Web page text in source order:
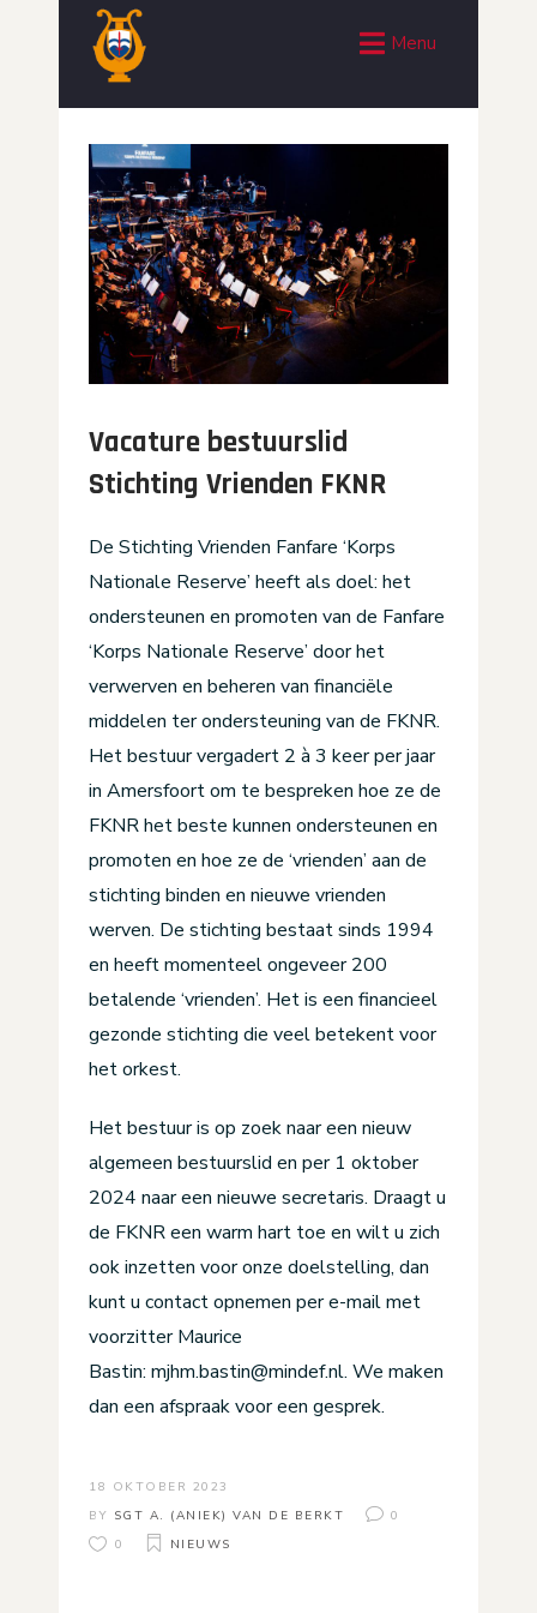
Menu
Vacature bestuurslid
Stichting Vrienden FKNR
De Stichting Vrienden Fanfare ‘Korps
Nationale Reserve’ heeft als doel: het
ondersteunen en promoten van de Fanfare
‘Korps Nationale Reserve’ door het
verwerven en beheren van financiële
middelen ter ondersteuning van de FKNR.
Het bestuur vergadert 2 à 3 keer per jaar
in Amersfoort om te bespreken hoe ze de
FKNR het beste kunnen ondersteunen en
promoten en hoe ze de ‘vrienden’ aan de
stichting binden en nieuwe vrienden
werven. De stichting bestaat sinds 1994
en heeft momenteel ongeveer 200
betalende ‘vrienden’. Het is een financieel
gezonde stichting die veel betekent voor
het orkest.
Het bestuur is op zoek naar een nieuw
algemeen bestuurslid en per 1 oktober
2024 naar een nieuwe secretaris. Draagt u
de FKNR een warm hart toe en wilt u zich
ook inzetten voor onze doelstelling, dan
kunt u contact opnemen per e-mail met
voorzitter Maurice
Bastin: mjhm.bastin@mindef.nl. We maken
dan een afspraak voor een gesprek.
18 OKTOBER 2023
BY SGT A. (ANIEK) VAN DE BERKT
0
0
NIEUWS